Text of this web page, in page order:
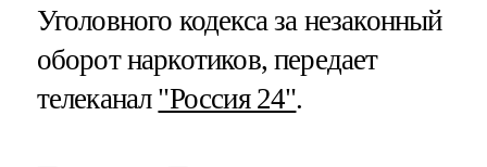
Уголовного кодекса за незаконный
оборот наркотиков, передает
телеканал "Россия 24".